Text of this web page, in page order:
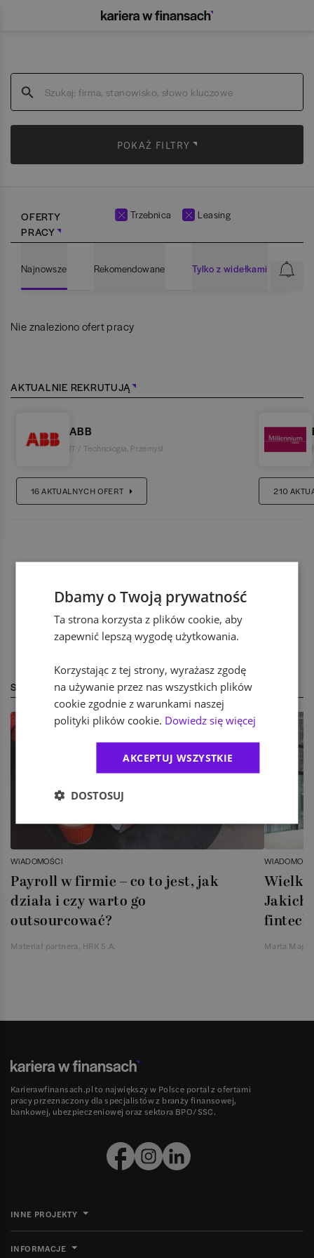
POKAŻ FILTRY
OFERTY
PRACY
Trzebnica Leasing
Najnowsze Rekomendowane Tylko z widełkami
Nie znaleziono ofert pracy
AKTUALNIE REKRUTUJĄ
ABB
IT / Technologia Przemysł
16AKTUALNYCH OFERT 210
STREFA EKSPERTA
WIADOMOŚCI
Payroll w firmie – co to jest, jak
działa i czy warto go
outsourcować?
Materiał partnera, HRK S.A.
Jakich
Marta
Karierawfinansach.pl to największy w Polsce portal z ofertami
pracy przeznaczony dla specjalistów z branży finansowej,
bankowej, ubezpieczeniowej oraz sektora BPO/SSC.
INNE PROJEKTY
INFORMACJE
Dbamy o Twoją prywatność
Ta strona korzysta z plików cookie, aby
zapewnić lepszą wygodę użytkowania.
Korzystając z tej strony, wyrażasz zgodę
na używanie przez nas wszystkich plików
cookie zgodnie z warunkami naszej
polityki plików cookie. Dowiedz się więcej
AKCEPTUJ WSZYSTKIE
DOSTOSUJ